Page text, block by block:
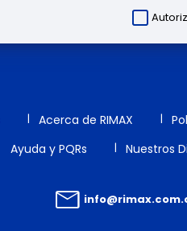
Acerca de RIMAX
Ayuda y PQRs
Nuestros